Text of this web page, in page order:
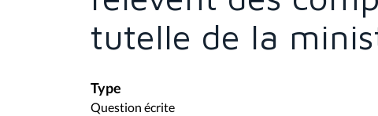
tutelle de la
Type
Question écrite